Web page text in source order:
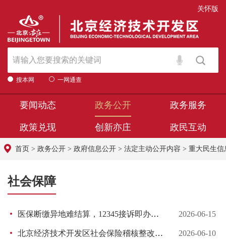
关怀版
搜本网 一网通查
要闻动态 政务公开 政务服务
政策兑现 创新亦庄 政民互动
首页 > 政务公开 > 政府信息公开 > 法定主动公开内容 > 重大民生信
社会保障
医保断缴异地难结算，12345接诉即办跨省联动解民忧 2026-06-15
北京经济技术开发区社会保险稽核整改意见书 社稽意字（2026）第074号 2026-06-10